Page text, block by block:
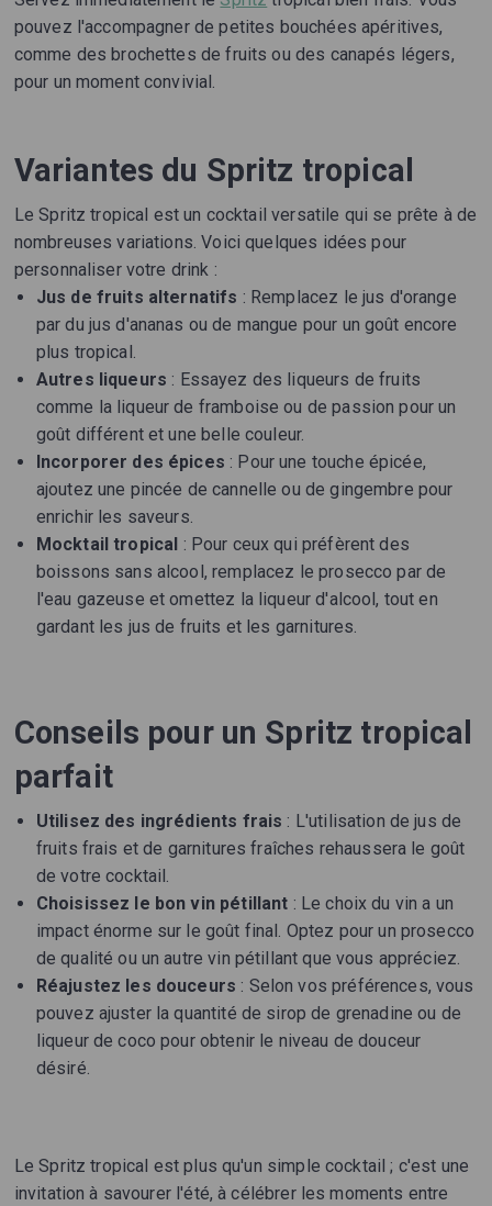
pouvez l'accompagner de petites bouchées apéritives,
comme des brochettes de fruits ou des canapés légers,
pour un moment convivial.
Variantes du Spritz tropical
Le Spritz tropical est un cocktail versatile qui se prête à de
nombreuses variations. Voici quelques idées pour
personnaliser votre drink :
Jus de fruits alternatifs : Remplacez le jus d'orange
par du jus d'ananas ou de mangue pour un goût encore
plus tropical.
Autres liqueurs : Essayez des liqueurs de fruits
comme la liqueur de framboise ou de passion pour un
goût différent et une belle couleur.
Incorporer des épices : Pour une touche épicée,
ajoutez une pincée de cannelle ou de gingembre pour
enrichir les saveurs.
Mocktail tropical : Pour ceux qui préfèrent des
boissons sans alcool, remplacez le prosecco par de
l'eau gazeuse et omettez la liqueur d'alcool, tout en
gardant les jus de fruits et les garnitures.
Conseils pour un Spritz tropical
parfait
Utilisez des ingrédients frais : L'utilisation de jus de
fruits frais et de garnitures fraîches rehaussera le goût
de votre cocktail.
Choisissez le bon vin pétillant : Le choix du vin a un
impact énorme sur le goût final. Optez pour un prosecco
de qualité ou un autre vin pétillant que vous appréciez.
Réajustez les douceurs : Selon vos préférences, vous
pouvez ajuster la quantité de sirop de grenadine ou de
liqueur de coco pour obtenir le niveau de douceur
désiré.
Le Spritz tropical est plus qu'un simple cocktail ; c'est une
invitation à savourer l'été, à célébrer les moments entre